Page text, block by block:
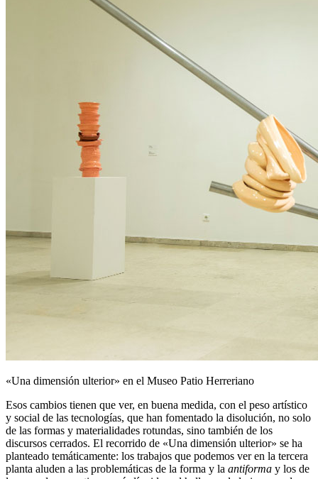
«Una dimensión ulterior» en el Museo Patio Herreriano
Esos cambios tienen que ver, en buena medida, con el peso artístico
y social de las tecnologías, que han fomentado la disolución, no solo
de las formas y materialidades rotundas, sino también de los
discursos cerrados. El recorrido de «Una dimensión ulterior» se ha
planteado temáticamente: los trabajos que podemos ver en la tercera
planta aluden a las problemáticas de la forma y la antiforma y los de